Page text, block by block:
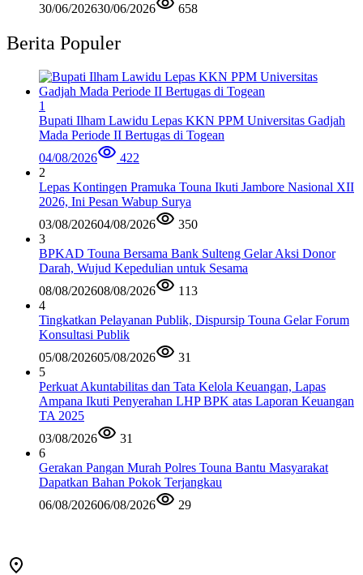
30/06/202630/06/2026 658
Berita Populer
1
Bupati Ilham Lawidu Lepas KKN PPM Universitas Gadjah
Mada Periode II Bertugas di Togean
04/08/2026
422
2
Lepas Kontingen Pramuka Touna Ikuti Jambore Nasional XII
2026, Ini Pesan Wabup Surya
03/08/202604/08/2026
350
3
BPKAD Touna Bersama Bank Sulteng Gelar Aksi Donor
Darah, Wujud Kepedulian untuk Sesama
08/08/202608/08/2026
113
4
Tingkatkan Pelayanan Publik, Dispursip Touna Gelar Forum
Konsultasi Publik
05/08/202605/08/2026
31
5
Perkuat Akuntabilitas dan Tata Kelola Keuangan, Lapas
Ampana Ikuti Penyerahan LHP BPK atas Laporan Keuangan
TA 2025
03/08/2026
31
6
Gerakan Pangan Murah Polres Touna Bantu Masyarakat
Dapatkan Bahan Pokok Terjangkau
06/08/202606/08/2026 29